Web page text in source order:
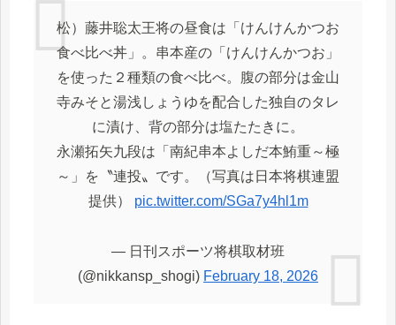
松）藤井聡太王将の昼食は「けんけんかつお
食べ比べ丼」。串本産の「けんけんかつお」
を使った２種類の食べ比べ。腹の部分は金山
寺みそと湯浅しょうゆを配合した独自のタレ
に漬け、背の部分は塩たたきに。
永瀬拓矢九段は「南紀串本よしだ本鮪重～極
～」を〝連投〟です。（写真は日本将棋連盟
提供） pic.twitter.com/SGa7y4hl1m
— 日刊スポーツ将棋取材班
(@nikkansp_shogi) February 18, 2026